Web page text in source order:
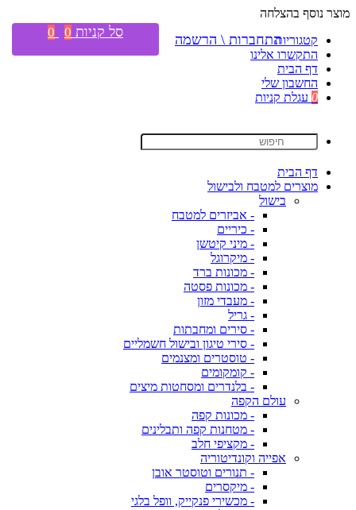
מוצר נוסף בהצלחה
קטגוריות
התקשרו אלינו
דף הבית
החשבון שלי
0 עגלת קניות
דף הבית
מוצרים למטבח ולבישול
בישול
- אביזרים למטבח
- כיריים
- מיני קיטשן
- מיקרוגל
- מכונות ברד
- מכונות פסטה
- מעבדי מזון
- גריל
- סירים ומחבתות
- סירי טיגון ובישול חשמליים
- טוסטרים ומצנמים
- קומקומים
- בלנדרים ומסחטות מיצים
עולם הקפה
- מכונות קפה
- מטחנות קפה ותבלינים
- מקציפי חלב
אפייה וקונדיטוריה
- תנורים וטוסטר אובן
- מיקסרים
- מכשירי פנקייק, וופל בלגי
התחברות \ הרשמה סל קניות 0
0